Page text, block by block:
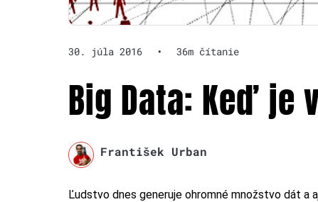
30. júla 2016 • 36m čítanie
Big Data: Keď
František Urban
Ľudstvo dnes generuje ohromné množstvo dát a